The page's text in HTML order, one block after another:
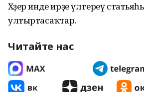
Хәҙер инде ирҙе үлтереү
ултыртасаҡтар.
Читайте нас